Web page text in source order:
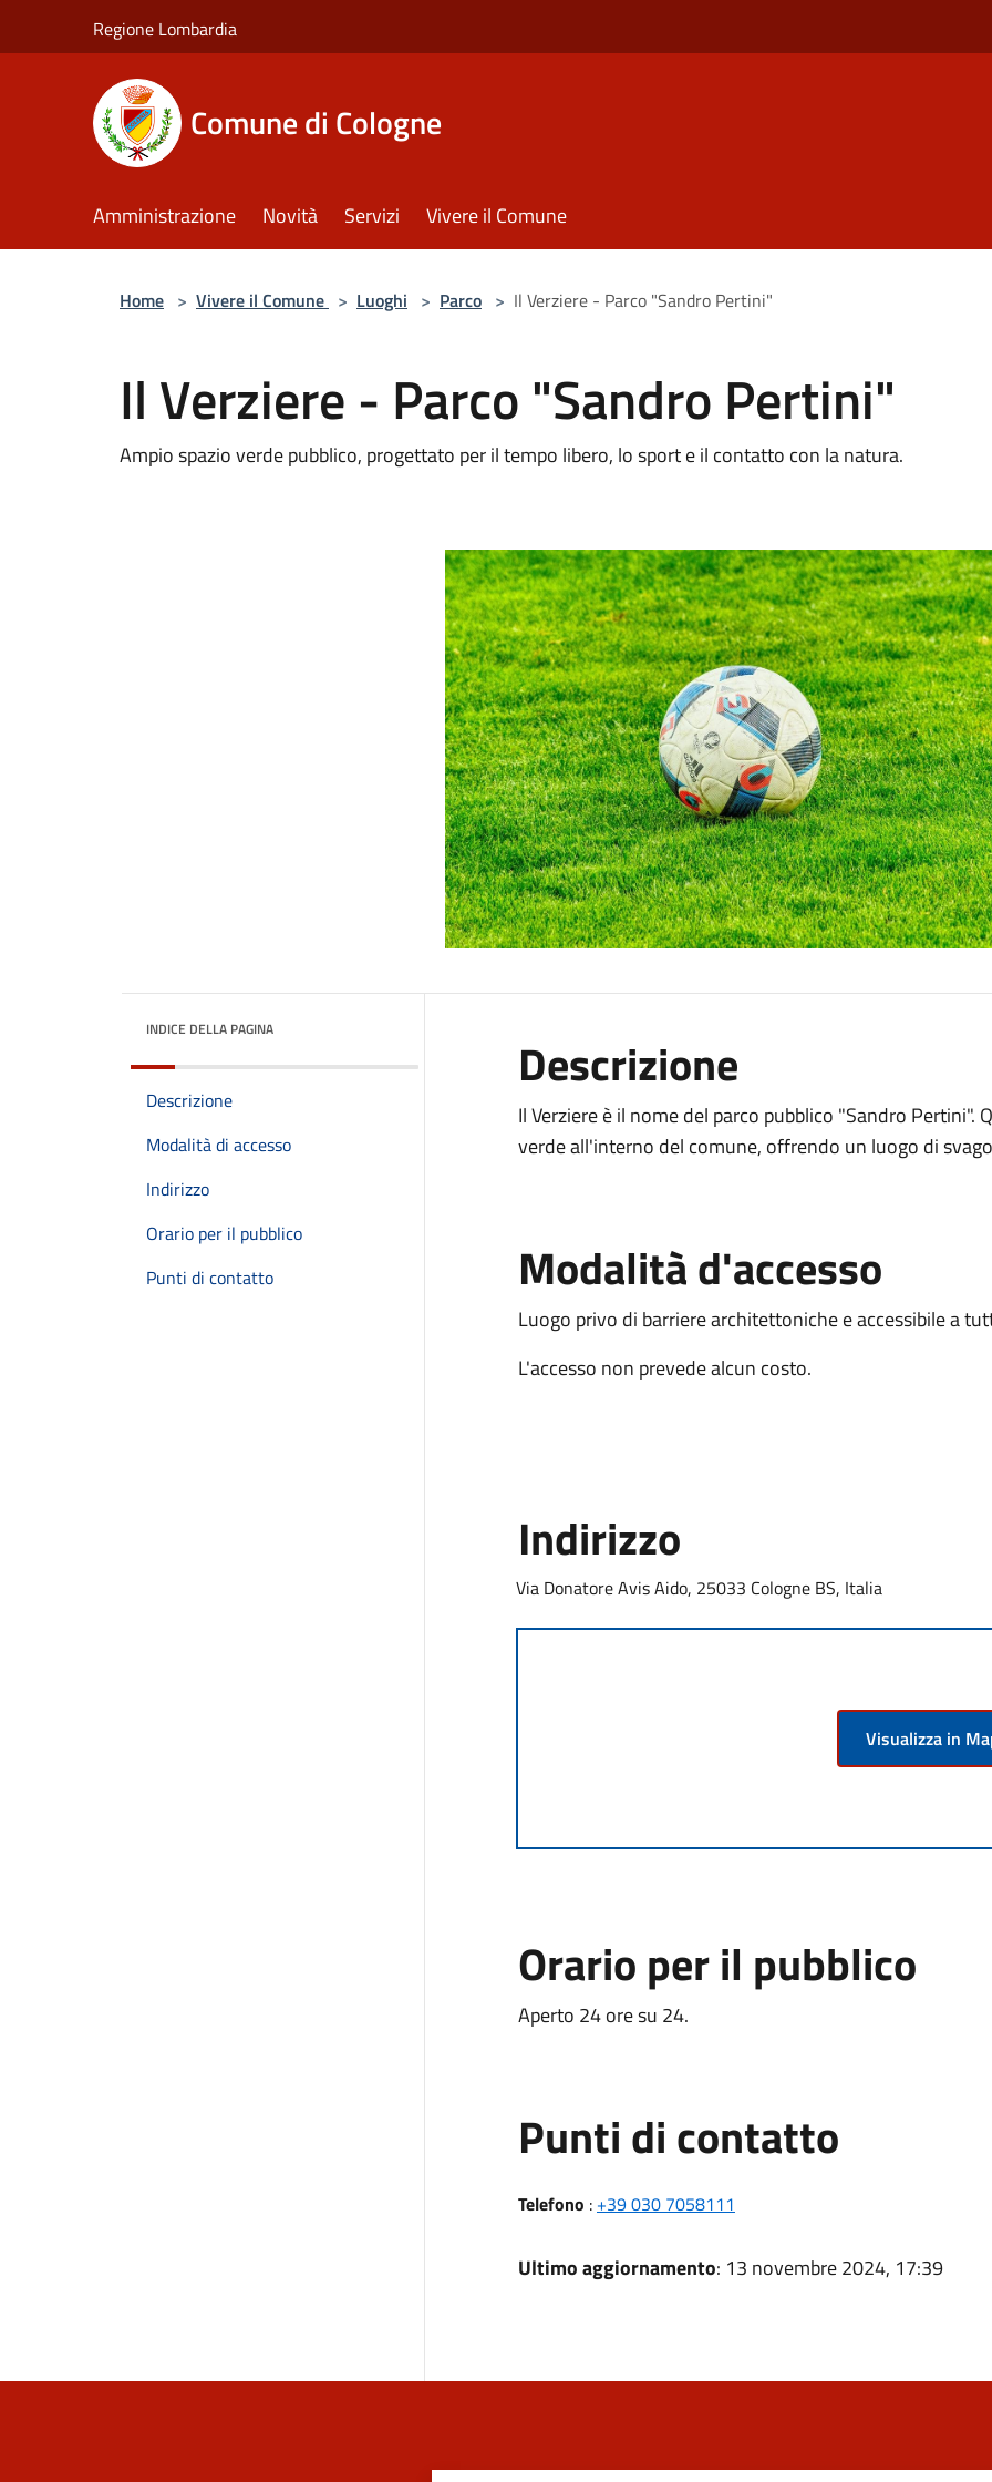
Regione Lombardia
Comune di Cologne
Amministrazione Novità Servizi Vivere il Comune
Home > Vivere il Comune > Luoghi > Parco > Il Verziere - Parco "Sandro Pertini"
Il Verziere - Parco "Sandro Pertini"
Ampio spazio verde pubblico, progettato per il tempo libero, lo sport e il contatto con la natura.
INDICE DELLA PAGINA
Descrizione
Modalità di accesso
Indirizzo
Orario per il pubblico
Punti di contatto
Descrizione
Il Verziere è il nome del parco pubblico "Sandro
verde all'interno del comune, offrendo un luogo di
Modalità d'accesso
Luogo privo di barriere architettoniche e accessibile a
L'accesso non prevede alcun costo.
Indirizzo
Via Donatore Avis Aido, 25033 Cologne BS, Italia
Visualizza in
Orario per il pubblico
Aperto 24 ore su 24.
Punti di contatto
Telefono : +39 030 7058111
Ultimo aggiornamento: 13 novembre 2024, 17:39